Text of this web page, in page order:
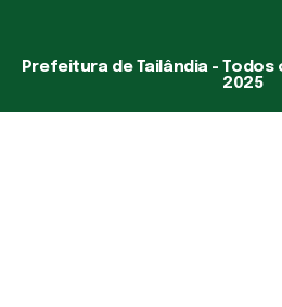
Prefeitura de Tailândia -
2025